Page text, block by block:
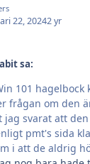
22, 20242 yr
sa:
101 hagelbock
frågan om den
jag svarat att
pmt's sida
i att de aldrig